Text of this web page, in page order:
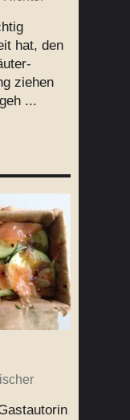
hat, den
ziehen
...